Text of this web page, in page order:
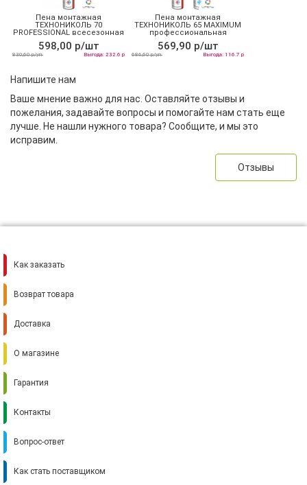
Пена монтажная
ТЕХНОНИКОЛЬ 70
PROFESSIONAL всесезонная
598,00 р/шт
830,60 р/уп Выгода: 232.6 р
Пена монтажная
ТЕХНОНИКОЛЬ 65 MAXIMUM
профессиональная
всесезонная
569,90 р/шт
686,60 р/уп Выгода: 116.7 р
Напишите нам
Ваше мнение важно для нас. Оставляйте отзывы и
пожелания, задавайте вопросы и помогайте нам стать еще
лучше. Не нашли нужного товара? Сообщите, и мы это
исправим.
Отзывы
Как заказать
Возврат товара
Доставка
О магазине
Гарантия
Контакты
Вопрос-ответ
Как стать поставщиком